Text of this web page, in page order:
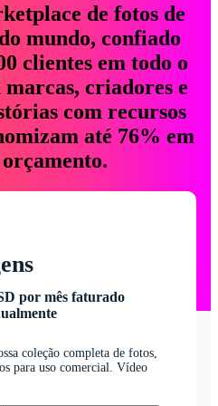
de fotos de
mundo, confiado
clientes em todo o
criadores e
com recursos
até 76% em
por mês faturado
coleção completa de fotos,
para uso comercial. Vídeo